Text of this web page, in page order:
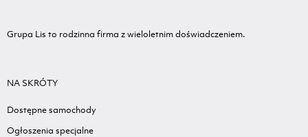
Grupa Lis to rodzinna firma z wieloletnim doświadczeniem.
NA SKRÓTY
Dostępne samochody
Ogłoszenia specjalne